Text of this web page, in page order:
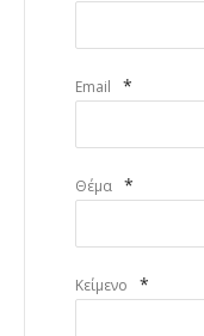
Email *
Θέμα *
Κείμενο *